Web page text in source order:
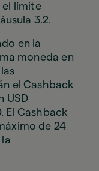
el límite
3.2.
en la
moneda en
el Cashback
USD
El Cashback
de 24